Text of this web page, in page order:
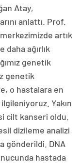
Atay,
anlattı. Prof.
artık
ağırlık
genetik
genetik
o hastalara en
Yakın
cilt kanseri oldu.
dizileme analizi
gönderildi. DNA
hastada